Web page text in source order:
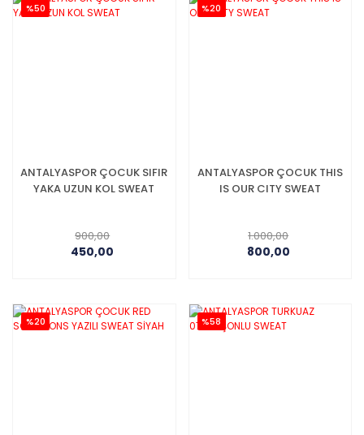
%50
ANTALYASPOR ÇOCUK SIFIR
YAKA UZUN KOL SWEAT
450,00
900,00
%20
ANTALYASPOR ÇOCUK THIS
IS OUR CITY SWEAT
800,00
1.000,00
%20 %58